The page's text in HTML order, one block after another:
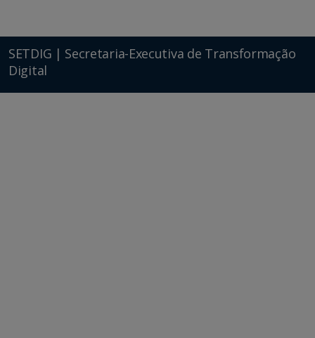
SETDIG | Secretaria-Executiva de Transformação
Digital